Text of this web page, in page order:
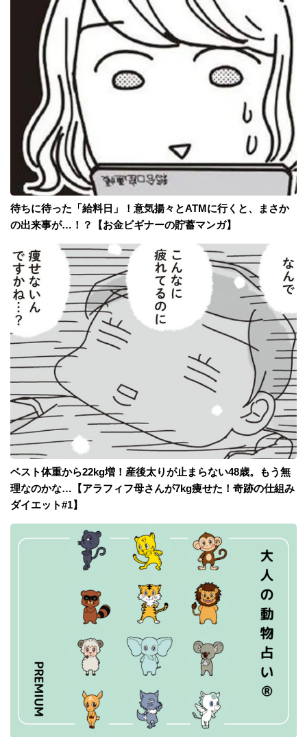
待ちに待った「給料日」！意気揚々とATMに行くと、まさか
の出来事が…！？【お金ビギナーの貯蓄マンガ】
ベスト体重から22kg増！産後太りが止まらない48歳。もう無
理なのかな…【アラフィフ母さんが7kg痩せた！奇跡の仕組み
ダイエット#1】